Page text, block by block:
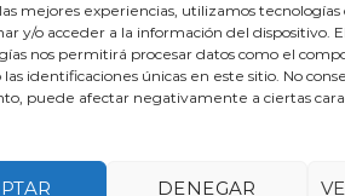
mejores experiencias, utilizamos tecnologías
y/o acceder a la información del dispositivo.
nos permitirá procesar datos como el
las identificaciones únicas en este sitio. No
puede afectar negativamente a ciertas
DENEGAR
RECUPERACIÓN Y RESILIENCIA